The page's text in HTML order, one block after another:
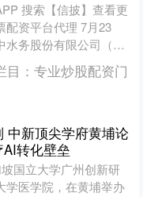
搜索【信披】查看更
配资平台代理 7月23
水务股份有限公司（以
”）发布的《关于参股公
目： 专业炒股配资门
中新顶尖学府黄埔论
转化壁垒
国立大学广州创新研
学医学院，在黄埔举办